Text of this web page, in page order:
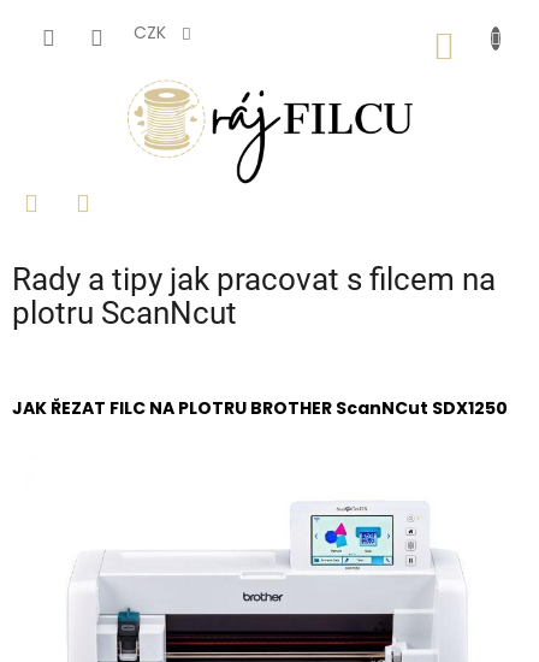
CZK
Rady a tipy jak pracovat s filcem na
plotru ScanNcut
JAK ŘEZAT FILC NA PLOTRU BROTHER ScanNCut SDX1250